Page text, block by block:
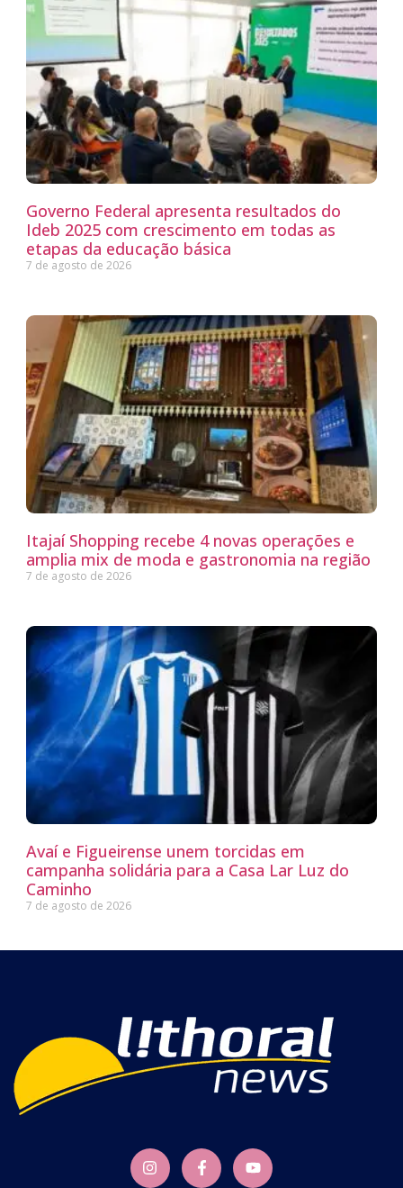
Governo Federal apresenta resultados do
Ideb 2025 com crescimento em todas as
etapas da educação básica
7 de agosto de 2026
Itajaí Shopping recebe 4 novas operações e
amplia mix de moda e gastronomia na região
7 de agosto de 2026
Avaí e Figueirense unem torcidas em
campanha solidária para a Casa Lar Luz do
Caminho
7 de agosto de 2026